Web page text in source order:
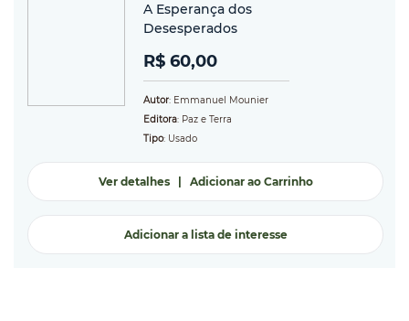
A Esperança dos
Desesperados
R$ 60,00
Autor: Emmanuel Mounier
Editora: Paz e Terra
Tipo: Usado
Ver detalhes| Adicionar ao Carrinho
Adicionar a lista de interesse